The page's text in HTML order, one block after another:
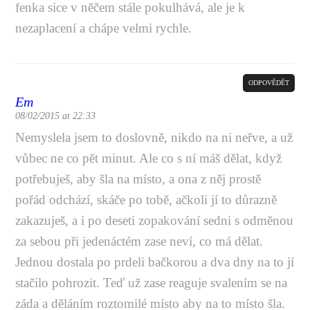
fenka sice v něčem stále pokulhává, ale je k
nezaplacení a chápe velmi rychle.
Em
08/02/2015 at 22:33
ODPOVĚDĚT
Nemyslela jsem to doslovně, nikdo na ni neřve, a už
vůbec ne co pět minut. Ale co s ní máš dělat, když
potřebuješ, aby šla na místo, a ona z něj prostě
pořád odchází, skáče po tobě, ačkoli jí to důrazně
zakazuješ, a i po deseti zopakování sedni s odměnou
za sebou při jedenáctém zase neví, co má dělat.
Jednou dostala po prdeli bačkorou a dva dny na to jí
stačilo pohrozit. Teď už zase reaguje svalením se na
záda a děláním roztomilé místo aby na to místo šla.